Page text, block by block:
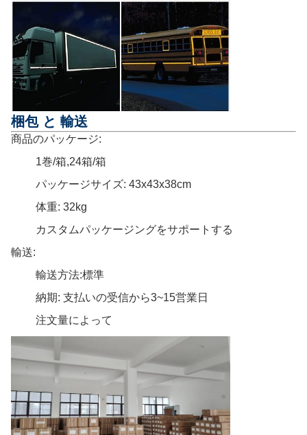
梱包 と 輸送
商品のパッケージ:
1巻/箱,24箱/箱
パッケージサイズ: 43x43x38cm
体重: 32kg
カスタムパッケージングをサポートする
輸送:
輸送方法:標準
納期: 支払いの受信から3~15営業日
注文量によって